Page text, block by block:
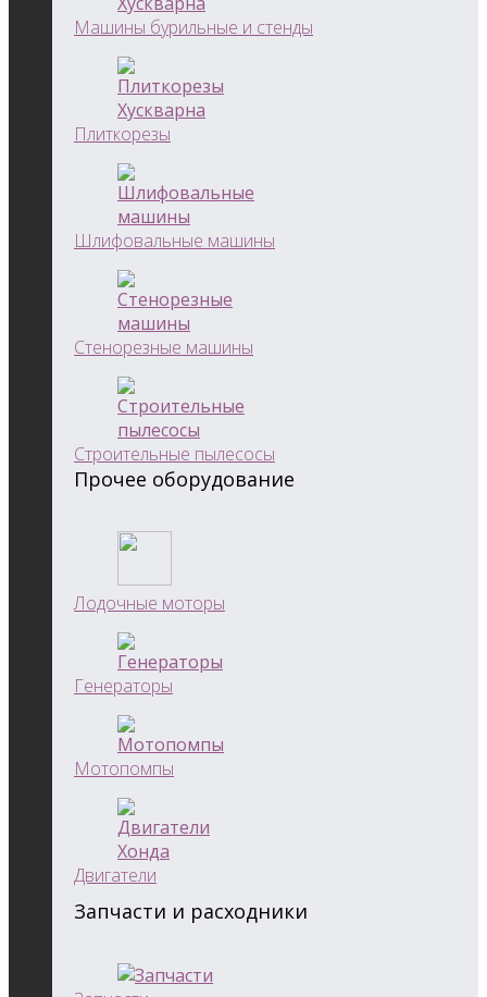
Машины бурильные и стенды
Плиткорезы
Шлифовальные машины
Стенорезные машины
Строительные пылесосы
Прочее оборудование
Лодочные моторы
Генераторы
Мотопомпы
Двигатели
Запчасти и расходники